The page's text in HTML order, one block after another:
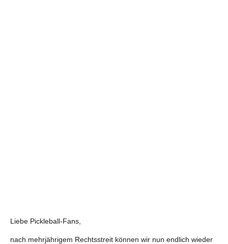
Liebe Pickleball-Fans,
nach mehrjährigem Rechtsstreit können wir nun endlich wieder